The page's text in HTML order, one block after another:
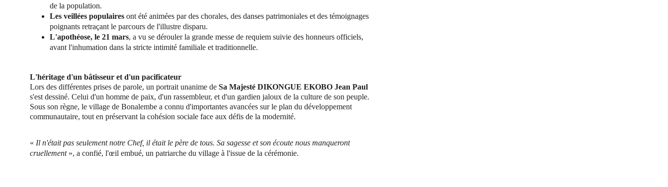
de la population.
Les veillées populaires ont été animées par des chorales, des danses patrimoniales et des témoignages
poignants retraçant le parcours de l'illustre disparu.
L'apothéose, le 21 mars, a vu se dérouler la grande messe de requiem suivie des honneurs officiels,
avant l'inhumation dans la stricte intimité familiale et traditionnelle.
L'héritage d'un bâtisseur et d'un pacificateur
Lors des différentes prises de parole, un portrait unanime de Sa Majesté DIKONGUE EKOBO Jean Paul
s'est dessiné. Celui d'un homme de paix, d'un rassembleur, et d'un gardien jaloux de la culture de son peuple.
Sous son règne, le village de Bonalembe a connu d'importantes avancées sur le plan du développement
communautaire, tout en préservant la cohésion sociale face aux défis de la modernité.
« Il n'était pas seulement notre Chef, il était le père de tous. Sa sagesse et son écoute nous manqueront
cruellement », a confié, l'œil embué, un patriarche du village à l'issue de la cérémonie.